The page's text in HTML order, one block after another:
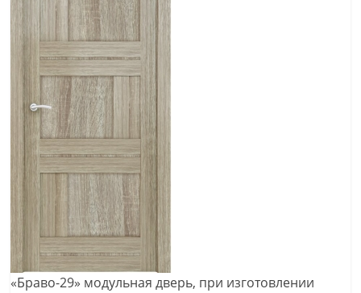
«Браво-29» модульная дверь, при изготовлении